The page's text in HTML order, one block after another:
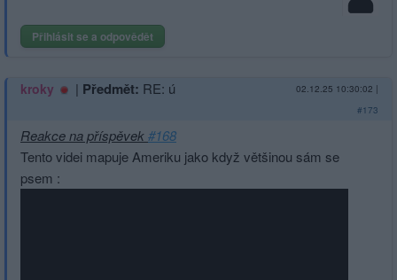
Přihlásit se a odpovědět
kroky | Předmět: RE: ú 02.12.25 10:30:02 |
#173
Reakce na příspěvek#168
Tento videi mapuje Ameriku jako když většinou sám se
psem :